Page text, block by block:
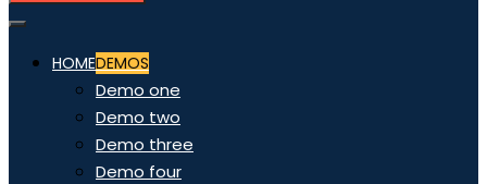
HOMEDEMOS
Demo one
Demo two
Demo three
Demo four